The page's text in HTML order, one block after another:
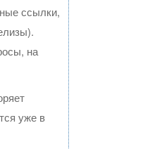
ссылки,
на
уже в